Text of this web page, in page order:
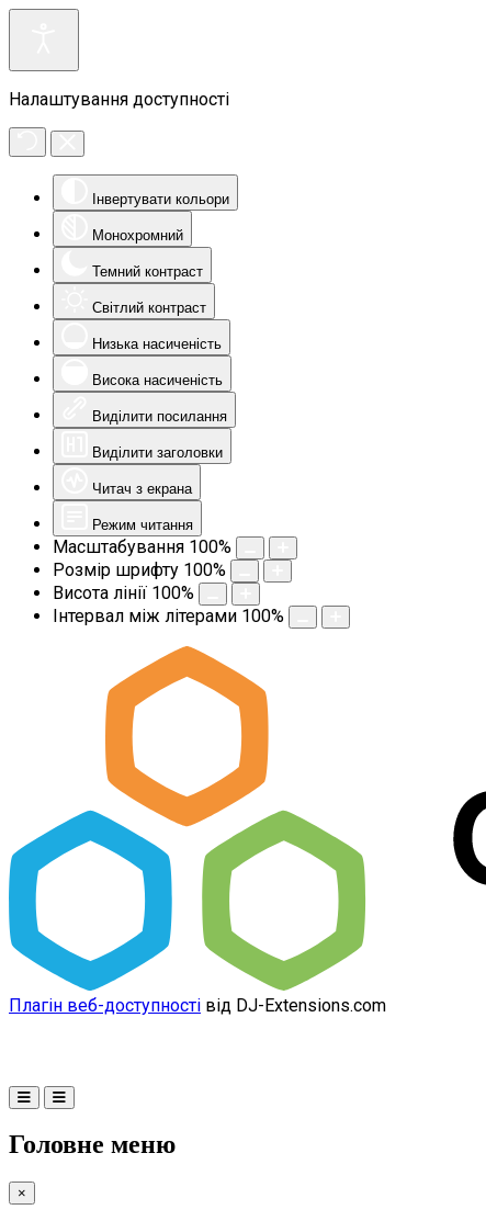
Налаштування доступності
Інвертувати кольори
Монохромний
Темний контраст
Світлий контраст
Низька насиченість
Висока насиченість
Виділити посилання
Виділити заголовки
Читач з екрана
Режим читання
Масштабування 100%
Розмір шрифту 100%
Висота лінії 100%
Інтервал між літерами 100%
Плагін веб-доступності від DJ-Extensions.com
Головне меню
×